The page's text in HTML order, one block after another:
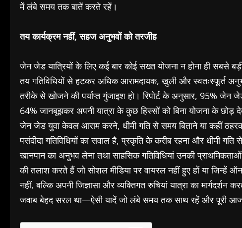
में लंबे समय तक बातें करते रहें।
तय कार्यक्रम नहीं, सहज अनुभवों को तरजीह
जेन जेड यात्रियों के लिए कई बार कोई सख्त योजना न होना ही सबसे
तय गतिविधियों से हटकर अधिक आरामदायक, खुली और स्वतःस्फूर्त
तरीके से खोजने की पर्याप्त गुंजाइश हो। रिपोर्ट के अनुसार, 95%
64% जानबूझकर अपनी यात्रा के कुछ हिस्सों को बिना योजना के
जेन जेड युवा केवल आराम करने, धीमी गति से समय बिताने या कहीं
पसंदीदा गतिविधियों का सवाल है, प्रकृति के करीब रहना और धीमी
खानपान का अनुभव लेना तथा साहसिक गतिविधियां उनकी
की तलाश करते हैं जो सोशल मीडिया पर वायरल नहीं हुए हों या जिन्हें
नहीं, बल्कि अपनी जिज्ञासा और व्यक्तिगत रुचियां यात्रा का
जवाब बेहद सरल था—ऐसी यादें जो लंबे समय तक साथ रहें और पूरी